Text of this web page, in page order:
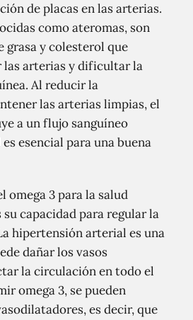
de placas en las arterias.
como ateromas, son
grasa y colesterol que
las arterias y dificultar la
Al reducir la
las arterias limpias, el
a un flujo sanguíneo
esencial para una buena
omega 3 para la salud
capacidad para regular la
hipertensión arterial es una
dañar los vasos
la circulación en todo el
omega 3, se pueden
es decir, que